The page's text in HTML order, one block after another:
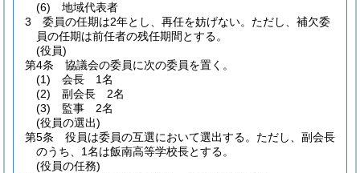
(6)
地域代表者
3
委員の任期は2年とし、再任を妨げない。 ただし、補欠委
員の任期は前任者の残任期間とする。
(役員)
第4条
協議会の委員に次の委員を置く。
(1)
会長 1名
(2)
副会長 2名
(3)
監事 2名
(役員の選出)
第5条
役員は委員の互選において選出する。 ただし、副会長
のうち、1名は飯南高等学校長とする。
(役員の任務)